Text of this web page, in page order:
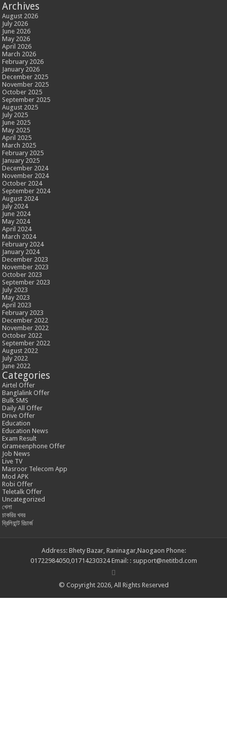
Archives
August 2026
July 2026
June 2026
May 2026
April 2026
March 2026
February 2026
January 2026
December 2025
November 2025
October 2025
September 2025
August 2025
July 2025
June 2025
May 2025
April 2025
March 2025
February 2025
January 2025
December 2024
November 2024
October 2024
September 2024
August 2024
July 2024
June 2024
May 2024
April 2024
March 2024
February 2024
January 2024
December 2023
November 2023
October 2023
September 2023
July 2023
May 2023
April 2023
February 2023
December 2022
November 2022
October 2022
September 2022
August 2022
July 2022
June 2022
Categories
Airtel Offer
Banglalink Offer
Bulk SMS
Daily All Offer
Drive Offer
Education
Education News
Exam Result
Grameenphone Offer
Job News
Live TV
Masroor Telecom App
Mod APK
Robi Offer
Teletalk Offer
Uncategorized
খেলা
চাকরির খবর
ব্রিলিয়ান্ট রিচার্জ
Address: Bhety Bazar, Raninagar,Naogaon Phone:
01722984050,01714230324 Email: : support@netitbd.com
© Copyright 2026, All Rights Reserved